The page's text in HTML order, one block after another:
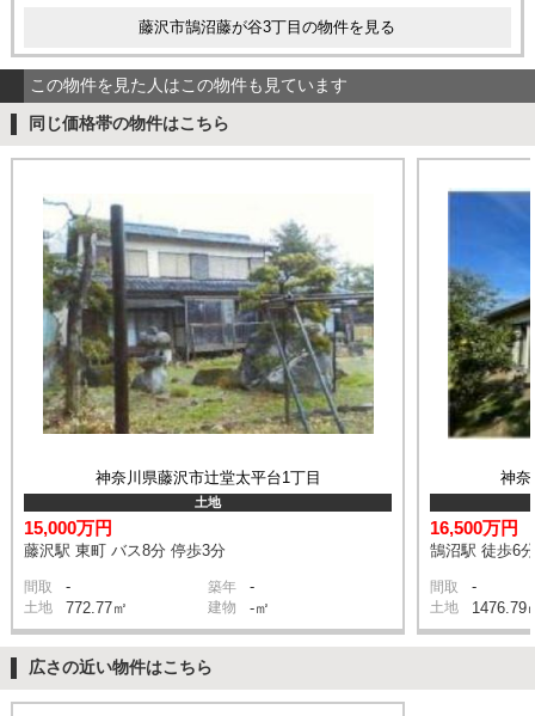
藤沢市鵠沼藤が谷3丁目の物件を見る
この物件を見た人はこの物件も見ています
同じ価格帯の物件はこちら
神奈川県藤沢市辻堂太平台1丁目
土地
15,000万円
藤沢駅 東町 バス8分 停歩3分
間取 - 築年 -
土地 772.77㎡ 建物 -㎡
神奈
16,500万円
鵠沼駅 徒歩6分
間取 -
土地 1476.79
広さの近い物件はこちら